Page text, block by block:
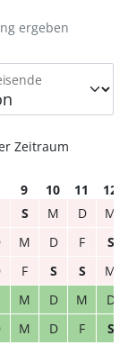
ergeben
Zeitraum
9 10 11
12
S M D
M
M D F
S
F S S
M
M D M
D
M D F S